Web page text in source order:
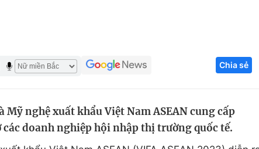
Tuyển sinh
Hitech Công
Thị trường
Chia sẻ
Mỹ nghệ xuất khẩu Việt Nam ASEAN cung cấp
doanh nghiệp hội nhập thị trường quốc tế.